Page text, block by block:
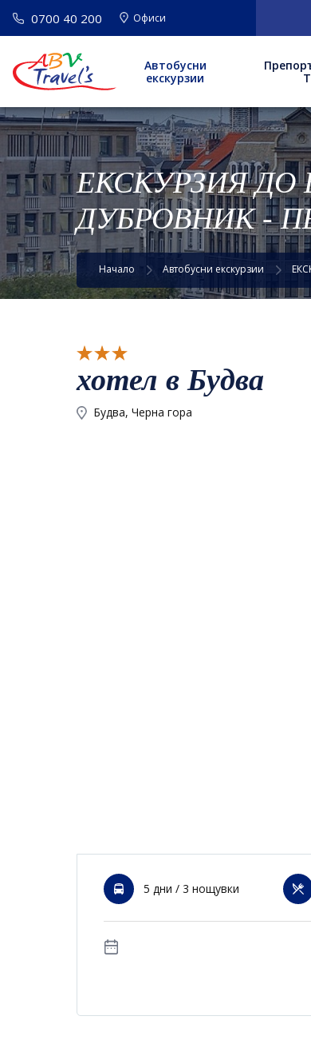
0700 40 200 Офиси
Автобусни
екскурзии
ЕКСКУРЗИЯ
ДУБРОВНИК -
Начало Автобусни екскурзии
хотел в Будва
Будва, Черна гора
5 дни / 3 нощувки